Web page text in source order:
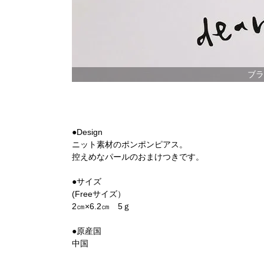
ブ
●Design
ニット素材のポンポンピアス。
控えめなパールのおまけつきです。
●サイズ
(Freeサイズ）
2㎝×6.2㎝ 5ｇ
●原産国
中国